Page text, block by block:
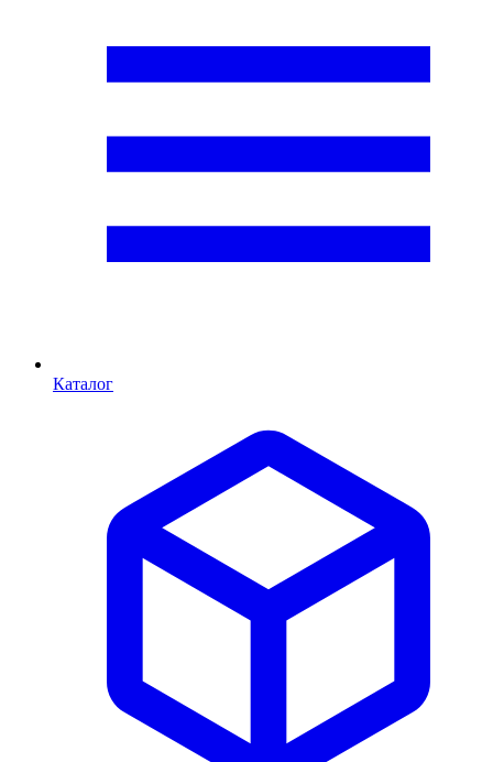
Каталог